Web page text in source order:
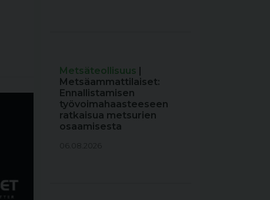
Metsäteollisuus |
Metsäammattilaiset:
Ennallistamisen
työvoimahaasteeseen
ratkaisua metsurien
osaamisesta
06.08.2026